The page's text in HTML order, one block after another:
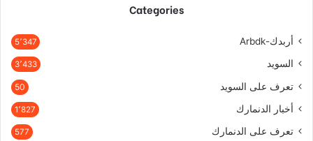
Categories
أربدك-Arbdk 5٬347
السويد 3٬433
تعرف على السويد 50
أخبار الدنمارك 1٬827
تعرف على الدنمارك 577